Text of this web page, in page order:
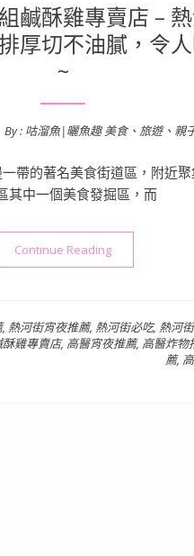
鹹酥雞專賣店 –
厚切不油膩，令
~
By : 咕溜魚|曬魚趣 美食、旅遊、親
帶的著名美食街道區，附近
其中一個美食發掘區，而
Continue Reading“【高雄美食推
, 熱河街宵夜推薦, 熱河街必吃, 熱河
雞專賣店, 高醫宵夜推薦, 高醫炸物
薦,